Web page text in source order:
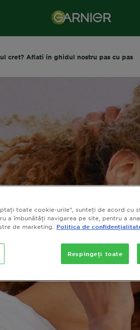
cret? Aflati in ghidul nostru pas cu pas
toate cookie-urile”, sunteți de acord cu
a îmbunătăți navigarea pe site, pentru a
de marketing.
Politica de
Respingeți toate